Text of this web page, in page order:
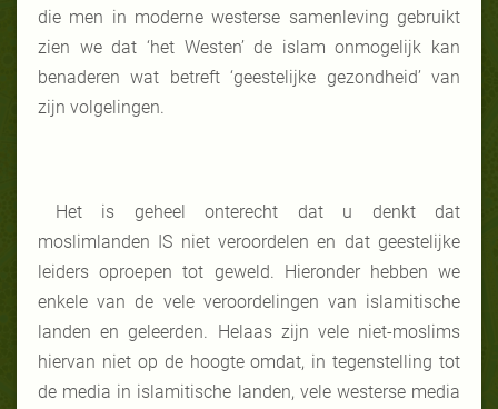
die men in moderne westerse samenleving gebruikt
zien we dat ‘het Westen’ de islam onmogelijk kan
benaderen wat betreft ‘geestelijke gezondheid’ van
zijn volgelingen.
Het is geheel onterecht dat u denkt dat
moslimlanden IS niet veroordelen en dat geestelijke
leiders oproepen tot geweld. Hieronder hebben we
enkele van de vele veroordelingen van islamitische
landen en geleerden. Helaas zijn vele niet-moslims
hiervan niet op de hoogte omdat, in tegenstelling tot
de media in islamitische landen, vele westerse media